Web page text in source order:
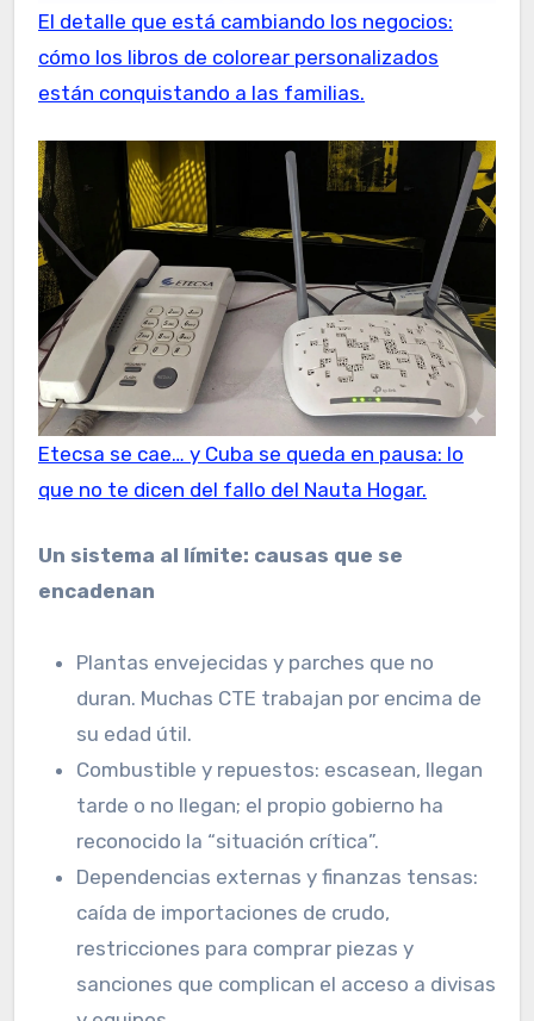
El detalle que está cambiando los negocios:
cómo los libros de colorear personalizados
están conquistando a las familias.
Etecsa se cae… y Cuba se queda en pausa: lo
que no te dicen del fallo del Nauta Hogar.
Un sistema al límite: causas que se
encadenan
Plantas envejecidas y parches que no
duran. Muchas CTE trabajan por encima de
su edad útil.
Combustible y repuestos: escasean, llegan
tarde o no llegan; el propio gobierno ha
reconocido la “situación crítica”.
Dependencias externas y finanzas tensas:
caída de importaciones de crudo,
restricciones para comprar piezas y
sanciones que complican el acceso a divisas